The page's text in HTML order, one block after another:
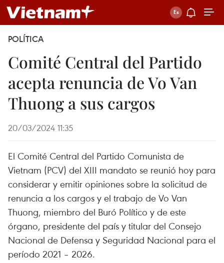
POLÍTICA
Comité Central del Partido
acepta renuncia de Vo Van
Thuong a sus cargos
20/03/2024 11:35
El Comité Central del Partido Comunista de
Vietnam (PCV) del XIII mandato se reunió hoy para
considerar y emitir opiniones sobre la solicitud de
renuncia a los cargos y el trabajo de Vo Van
Thuong, miembro del Buró Político y de este
órgano, presidente del país y titular del Consejo
Nacional de Defensa y Seguridad Nacional para el
período 2021 – 2026.